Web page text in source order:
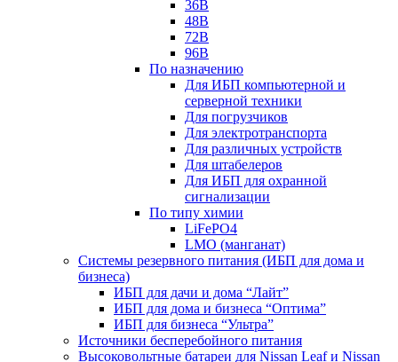
36В
48В
72В
96В
По назначению
Для ИБП компьютерной и
серверной техники
Для погрузчиков
Для электротранспорта
Для различных устройств
Для штабелеров
Для ИБП для охранной
сигнализации
По типу химии
LiFePO4
LMO (манганат)
Системы резервного питания (ИБП для дома и
бизнеса)
ИБП для дачи и дома “Лайт”
ИБП для дома и бизнеса “Оптима”
ИБП для бизнеса “Ультра”
Источники бесперебойного питания
Высоковольтные батареи для Nissan Leaf и Nissan